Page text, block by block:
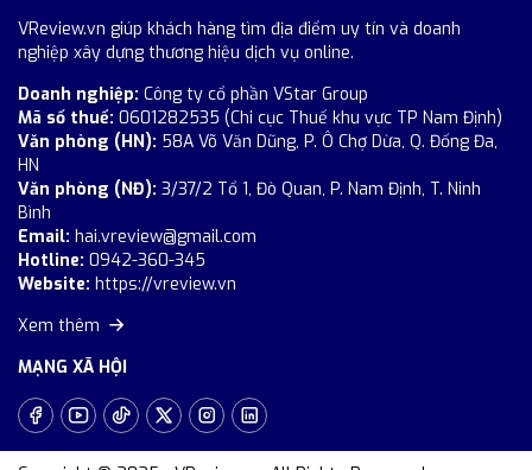
VReview.vn giúp khách hàng tìm địa điểm uy tín và doanh
nghiệp xây dựng thương hiệu dịch vụ online.
Doanh nghiệp: Công ty cổ phần VStar Group
Mã số thuế: 0601282535 (Chi cục Thuế khu vực TP Nam Định)
Văn phòng (HN): 58A Võ Văn Dũng, P. Ô Chợ Dừa, Q. Đống Đa,
HN
Văn phòng (NĐ): 3/37/2 Tổ 1, Đò Quan, P. Nam Định, T. Ninh
Bình
Email: hai.vreview@gmail.com
Hotline: 0942-360-345
Website: https://vreview.vn
Xem thêm
MẠNG XÃ HỘI